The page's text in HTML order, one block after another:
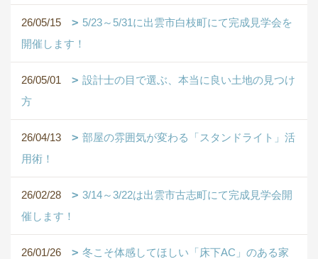
26/05/15
5/23～5/31に出雲市白枝町にて完成見学会を
開催します！
26/05/01
設計士の目で選ぶ、本当に良い土地の見つけ
方
26/04/13
部屋の雰囲気が変わる「スタンドライト」活
用術！
26/02/28
3/14～3/22は出雲市古志町にて完成見学会開
催します！
26/01/26 冬こそ体感してほしい「床下AC」のある家